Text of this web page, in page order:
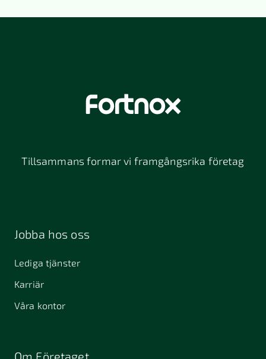
Tillsammans formar vi framgångsrika företag
Jobba hos oss
Lediga tjänster
Karriär
Våra kontor
Om Företaget